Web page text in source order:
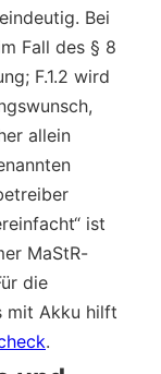
Bei
Fall des § 8
F.1.2 wird
allein
ist
MaStR-
die
mit Akku hilft
.